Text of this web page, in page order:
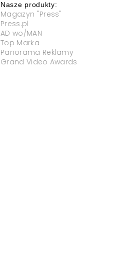
Nasze produkty:
Magazyn "Press"
Press.pl
AD wo/MAN
Top Marka
Panorama Reklamy
Grand Video Awards